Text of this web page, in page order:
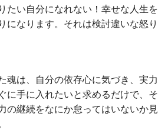
たい自分になれない！幸せな人生を
になります。それは検討違いな怒り
魂は、自分の依存心に気づき、実力
に手に入れたいと求めるだけで、そ
の継続をなにか怠ってはいないか見